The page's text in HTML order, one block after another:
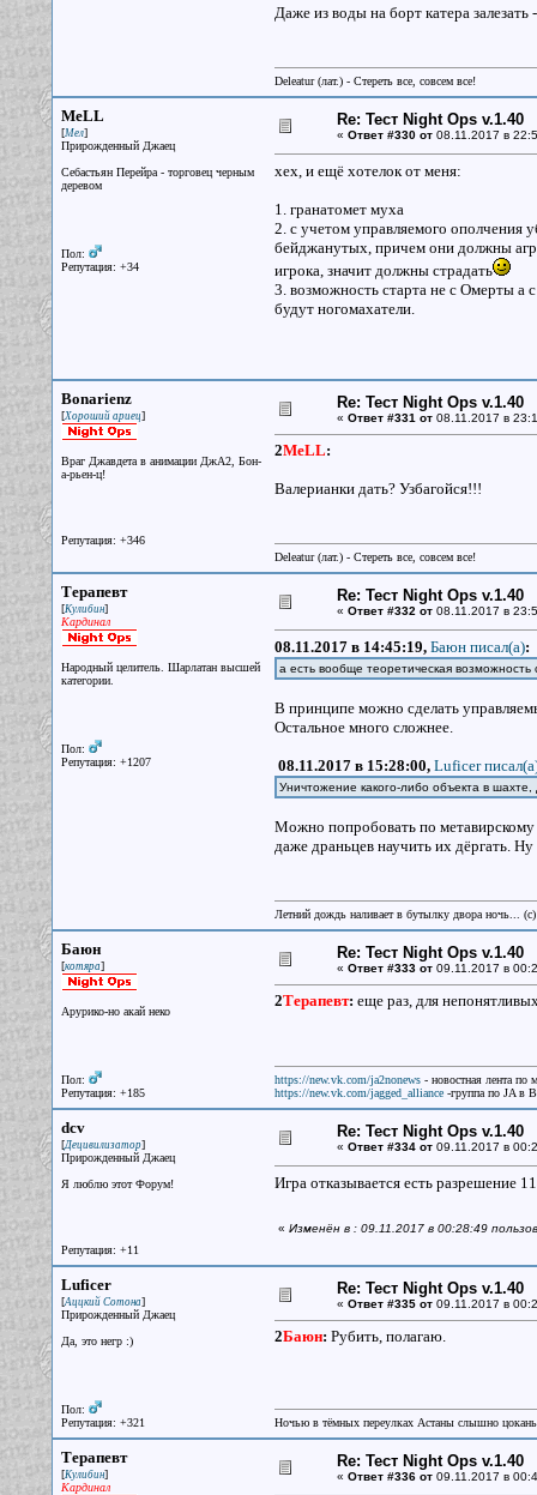
Даже из воды на борт катера
Deleatur (лат.) - Стереть все, совсем все!
MeLL
[Мел]
Прирожденный Джаец
Себастьян Перейра - торговец черным
деревом
Пол:
Репутация: +34
Re: Тест Night Ops v.1.40
« Ответ #330 от08.11.2017 в
хех, и ещё хотелок от меня:
1. гранатомет муха
2. с учетом управляемого ополчения
бейджанутых, причем они должны
игрока, значит должны страдать
3. возможность старта не с Омерты а
будут ногомахатели.
Bonarienz
[Хороший ариец]
Враг Джавдета в анимации ДжА2, Бон-
а-рьен-ц!
Репутация: +346
Re: Тест Night Ops v.1.40
« Ответ #331 от08.11.2017 в
2MeLL:
Валерианки дать? Узбагойся!!!
Deleatur (лат.) - Стереть все, совсем все!
Терапевт
[Кулибин]
Кардинал
Народный целитель. Шарлатан высшей
категории.
Пол:
Репутация: +1207
Re: Тест Night Ops v.1.40
« Ответ #332 от08.11.2017 в
08.11.2017 в 14:45:19, Баюн писал(a):
а есть вообще теоретическая
В принципе можно сделать
Остальное много сложнее.
08.11.2017 в 15:28:00, Luficer
Уничтожение какого-либо объекта в
Можно попробовать по
даже драньцев научить их дёргать.
Летний дождь наливает в бутылку двора ночь...
Баюн
[котяра]
Арурико-но акай неко
Пол:
Репутация: +185
Re: Тест Night Ops v.1.40
« Ответ #333 от09.11.2017 в
2Терапевт: еще раз, для
https://new.vk.com/ja2nonews- новостная лента по
https://new.vk.com/jagged_alliance-группа по JA в
dcv
[Децивилизатор]
Прирожденный Джаец
Я люблю этот Форум!
Репутация: +11
Re: Тест Night Ops v.1.40
« Ответ #334 от09.11.2017 в
Игра отказывается есть разрешение
« Изменён в : 09.11.2017 в 00:28:49
Luficer
[Аццкий Сотона]
Прирожденный Джаец
Да, это негр :)
Пол:
Репутация: +321
Re: Тест Night Ops v.1.40
« Ответ #335 от09.11.2017 в
2Баюн: Рубить, полагаю.
Ночью в тёмных переулках Астаны слышно
Терапевт
[Кулибин]
Кардинал
Re: Тест Night Ops v.1.40
« Ответ #336 от09.11.2017 в